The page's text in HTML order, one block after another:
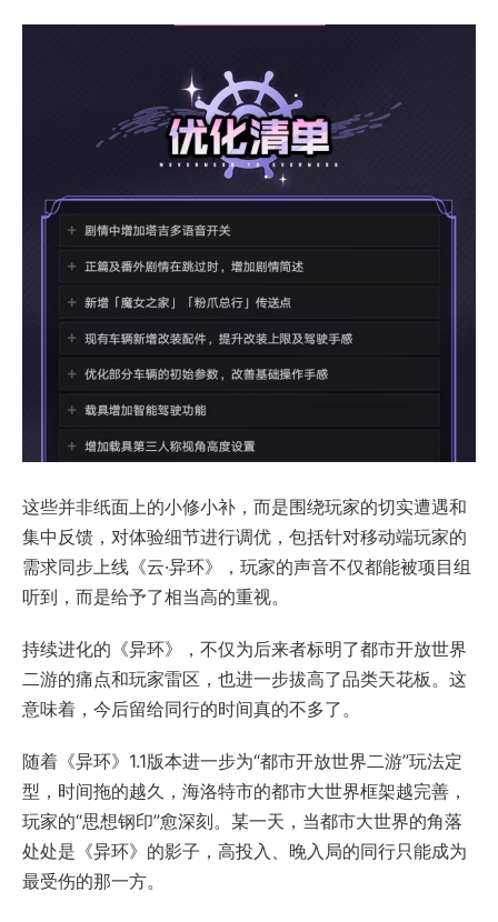
这些并非纸面上的小修小补，而是围绕玩家的切实遭遇和
集中反馈，对体验细节进行调优，包括针对移动端玩家的
需求同步上线《云·异环》，玩家的声音不仅都能被项目组
听到，而是给予了相当高的重视。
持续进化的《异环》，不仅为后来者标明了都市开放世界
二游的痛点和玩家雷区，也进一步拔高了品类天花板。这
意味着，今后留给同行的时间真的不多了。
随着《异环》1.1版本进一步为“都市开放世界二游”玩法定
型，时间拖的越久，海洛特市的都市大世界框架越完善，
玩家的“思想钢印”愈深刻。某一天，当都市大世界的角落
处处是《异环》的影子，高投入、晚入局的同行只能成为
最受伤的那一方。